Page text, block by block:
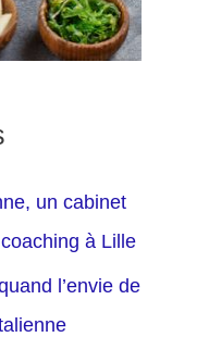
un cabinet
à Lille
l’envie de